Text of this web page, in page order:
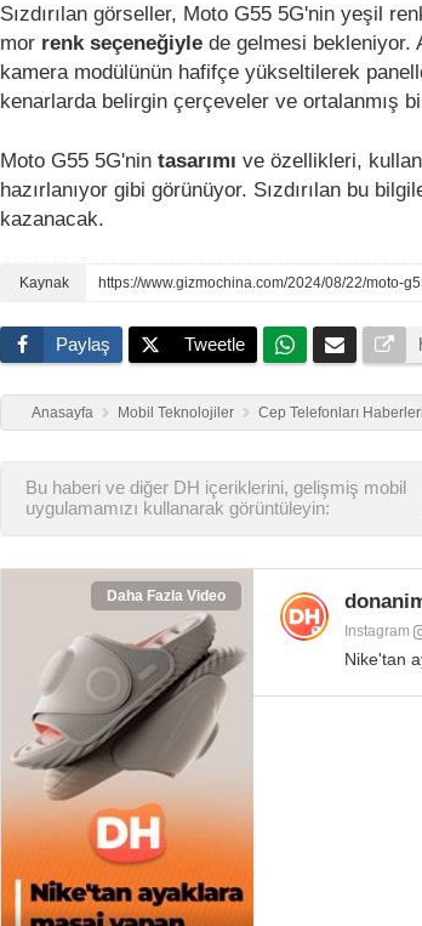
Sızdırılan görseller, Moto G55 5G'nin yeşil
mor renk seçeneğiyle de gelmesi bekleniyor.
kamera modülünün hafifçe yükseltilerek
kenarlarda belirgin çerçeveler ve ortalanmış
Moto G55 5G'nin tasarımı ve özellikleri,
hazırlanıyor gibi görünüyor. Sızdırılan bu
kazanacak.
https://www.gizmochina.com/2024/08/22/moto-
Paylaş Tweetle
Anasayfa Mobil Teknolojiler Cep Telefonları Haberleri
Bu haberi ve diğer DH içeriklerini, gelişmiş mobil
uygulamamızı kullanarak görüntüleyin:
Daha Fazla Video
Instagram
Nike'tan